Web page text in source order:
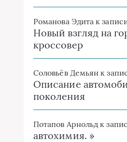
Романова Эдита к
Новый взгляд на
кроссовер
Соловьёв Демьян к
Описание
поколения
Потапов Арнольд к
автохимия. »